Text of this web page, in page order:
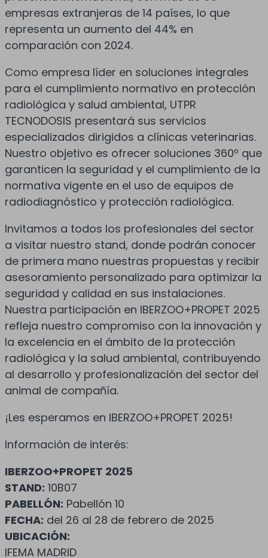
empresas extranjeras de 14 países, lo que
representa un aumento del 44% en
comparación con 2024.
Como empresa líder en soluciones integrales
para el cumplimiento normativo en protección
radiológica y salud ambiental, UTPR
TECNODOSIS presentará sus servicios
especializados dirigidos a clínicas veterinarias.
Nuestro objetivo es ofrecer soluciones 360º que
garanticen la seguridad y el cumplimiento de la
normativa vigente en el uso de equipos de
radiodiagnóstico y protección radiológica.
Invitamos a todos los profesionales del sector
a visitar nuestro stand, donde podrán conocer
de primera mano nuestras propuestas y recibir
asesoramiento personalizado para optimizar la
seguridad y calidad en sus instalaciones.
Nuestra participación en IBERZOO+PROPET 2025
refleja nuestro compromiso con la innovación y
la excelencia en el ámbito de la protección
radiológica y la salud ambiental, contribuyendo
al desarrollo y profesionalización del sector del
animal de compañía.
¡Les esperamos en IBERZOO+PROPET 2025!
Información de interés:
IBERZOO+PROPET 2025
STAND: 10B07
PABELLÓN: Pabellón 10
FECHA: del 26 al 28 de febrero de 2025
UBICACIÓN:
IFEMA MADRID